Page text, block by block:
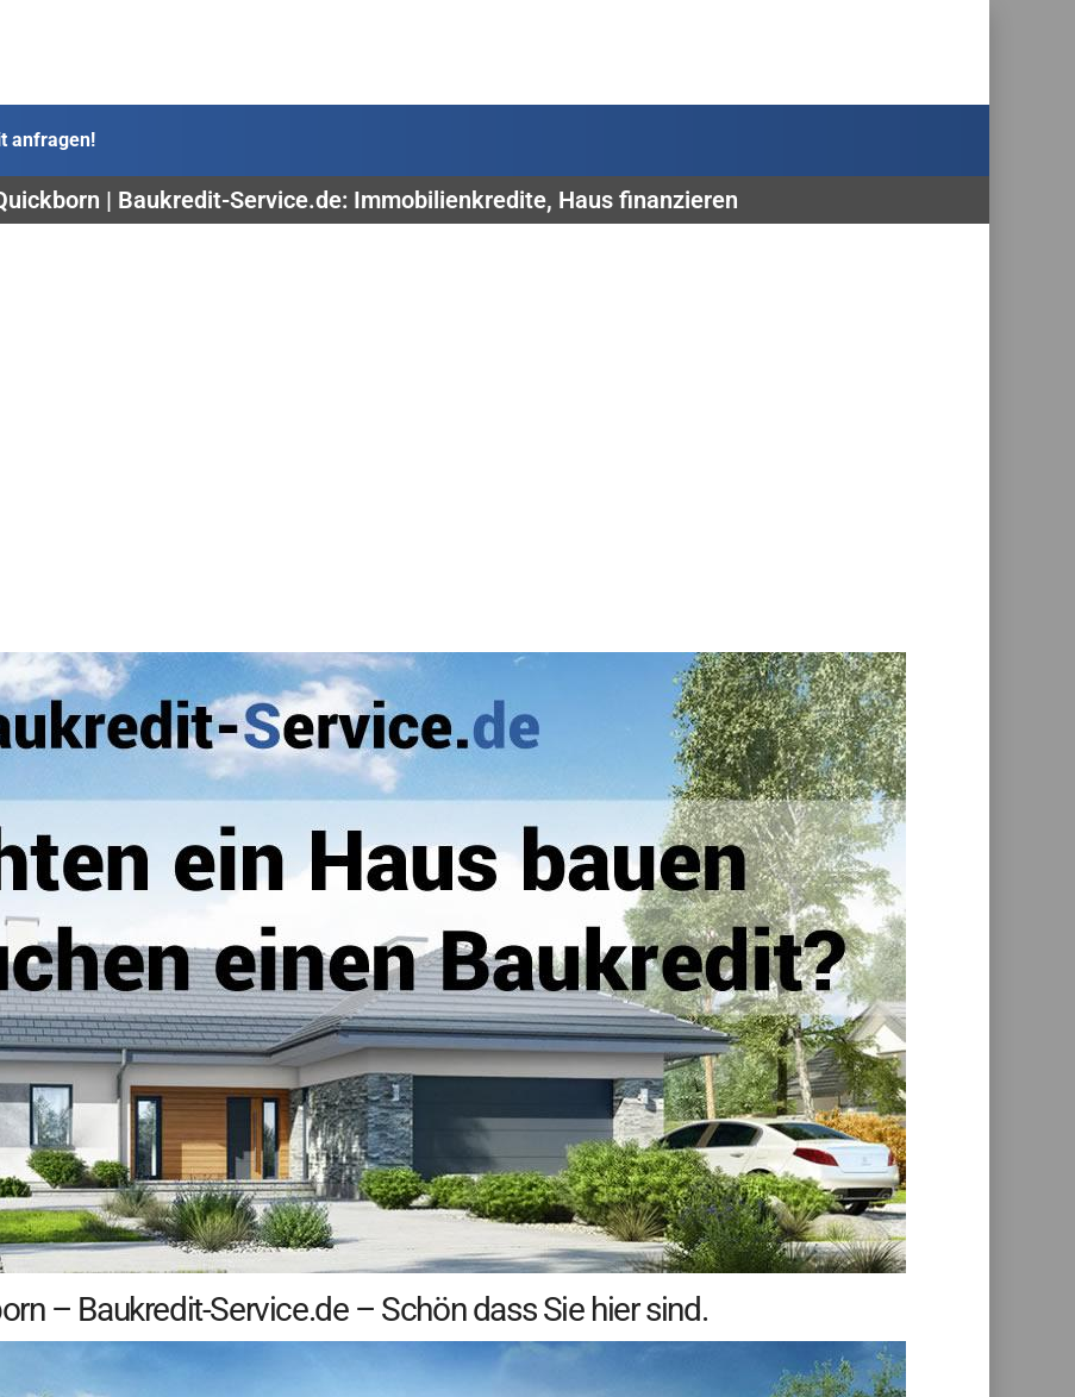
anfragen!
| Baukredit-Service.de: Immobilienkredite, Haus finanzieren
– Baukredit-Service.de – Schön dass Sie hier sind.